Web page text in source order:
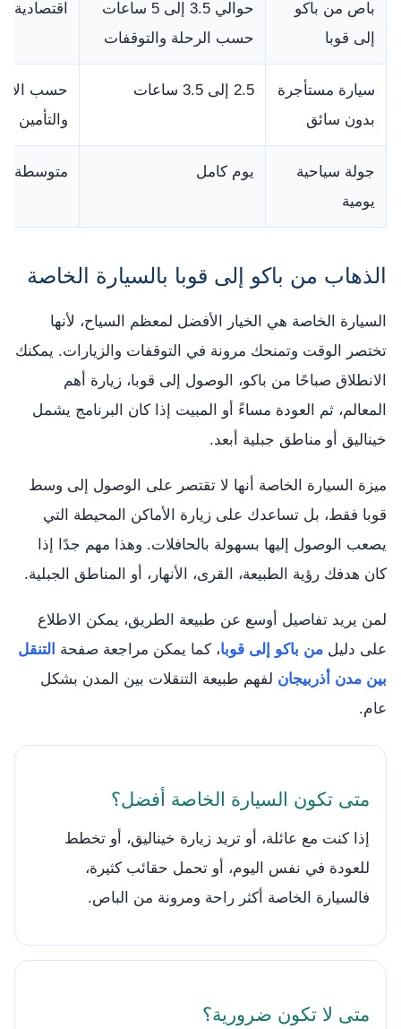
باص من باكو
إلى قوبا
حوالي 3.5 إلى 5 ساعات
حسب الرحلة والتوقفات
اقتصادية
سيارة مستأجرة
بدون سائق
2.5 إلى 3.5 ساعات
حسب
والتأمين
جولة سياحية
يومية
يوم كامل متوسطة
الذهاب من باكو إلى قوبا بالسيارة الخاصة
السيارة الخاصة هي الخيار الأفضل لمعظم السياح، لأنها
تختصر الوقت وتمنحك مرونة في التوقفات والزيارات. يمكنك
الانطلاق صباحًا من باكو، الوصول إلى قوبا، زيارة أهم
المعالم، ثم العودة مساءً أو المبيت إذا كان البرنامج يشمل
خيناليق أو مناطق جبلية أبعد.
ميزة السيارة الخاصة أنها لا تقتصر على الوصول إلى وسط
قوبا فقط، بل تساعدك على زيارة الأماكن المحيطة التي
يصعب الوصول إليها بسهولة بالحافلات. وهذا مهم جدًا إذا
كان هدفك رؤية الطبيعة، القرى، الأنهار، أو المناطق الجبلية.
لمن يريد تفاصيل أوسع عن طبيعة الطريق، يمكن الاطلاع
على دليل من باكو إلى قوبا، كما يمكن مراجعة صفحة التنقل
بين مدن أذربيجان لفهم طبيعة التنقلات بين المدن بشكل
عام.
متى تكون السيارة الخاصة أفضل؟
إذا كنت مع عائلة، أو تريد زيارة خيناليق، أو تخطط
للعودة في نفس اليوم، أو تحمل حقائب كثيرة،
فالسيارة الخاصة أكثر راحة ومرونة من الباص.
متى لا تكون ضرورية؟